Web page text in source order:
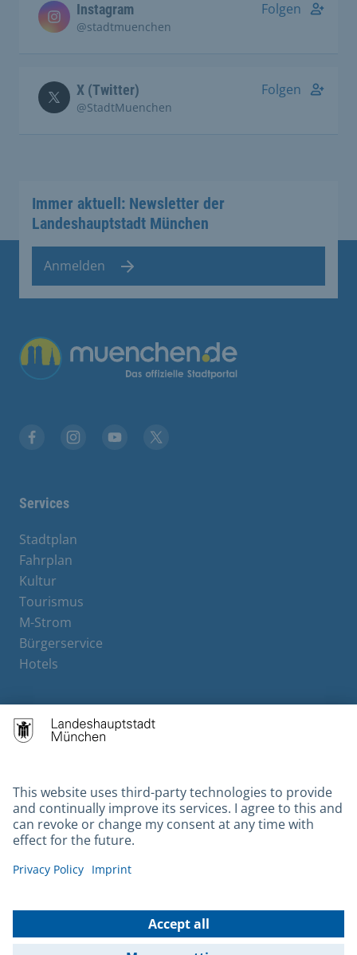
Instagram
@stadtmuenchen
Folgen
X (Twitter)
@StadtMuenchen
Folgen
Immer aktuell: Newsletter der
Landeshauptstadt München
Anmelden
Übergreifende Links
Services
Stadtplan
Fahrplan
Kultur
Tourismus
M-Strom
Bürgerservice
Hotels
Contact
Gebärdensprache
Datenschutz
Kontakt
© 2026 Portal München Betriebs GmbH & Co. KG - Ein Service der